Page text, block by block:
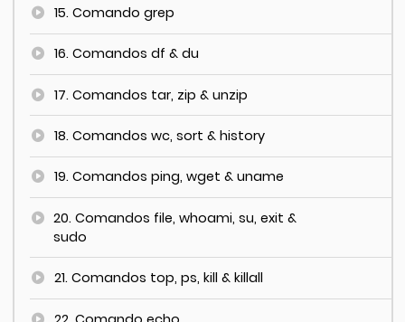
15. Comando grep
16. Comandos df & du
17. Comandos tar, zip & unzip
18. Comandos wc, sort & history
19. Comandos ping, wget & uname
20. Comandos file, whoami, su, exit &
sudo
21. Comandos top, ps, kill & killall